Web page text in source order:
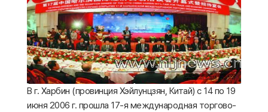
В г. Харбин (провинция Хэйлунцзян, Китай) с 14 по 19
июня 2006 г. прошла 17-я международная торгово-